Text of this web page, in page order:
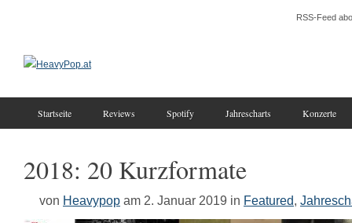
RSS-Feed
Startseite Reviews Spotify Jahrescharts Konzerte
2018: 20 Kurzformate
von Heavypop am 2. Januar 2019 in Featured,